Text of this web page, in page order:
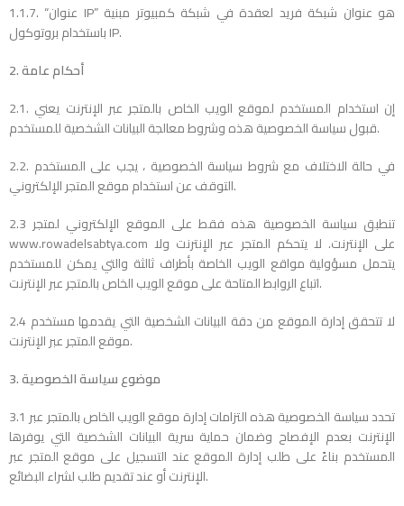
1.1.7. “عنوان IP” هو عنوان شبكة فريد لعقدة في شبكة كمبيوتر مبنية
باستخدام بروتوكول IP.
2. أحكام عامة
2.1. إن استخدام المستخدم لموقع الويب الخاص بالمتجر عبر الإنترنت يعني
قبول سياسة الخصوصية هذه وشروط معالجة البيانات الشخصية للمستخدم.
2.2. في حالة الاختلاف مع شروط سياسة الخصوصية ، يجب على المستخدم
التوقف عن استخدام موقع المتجر الإلكتروني.
2.3 تنطبق سياسة الخصوصية هذه فقط على الموقع الإلكتروني لمتجر
www.rowadelsabtya.com على الإنترنت. لا يتحكم المتجر عبر الإنترنت ولا
يتحمل مسؤولية مواقع الويب الخاصة بأطراف ثالثة والتي يمكن للمستخدم
اتباع الروابط المتاحة على موقع الويب الخاص بالمتجر عبر الإنترنت.
2.4 لا تتحقق إدارة الموقع من دقة البيانات الشخصية التي يقدمها مستخدم
موقع المتجر عبر الإنترنت.
3. موضوع سياسة الخصوصية
3.1 تحدد سياسة الخصوصية هذه التزامات إدارة موقع الويب الخاص بالمتجر عبر
الإنترنت بعدم الإفصاح وضمان حماية سرية البيانات الشخصية التي يوفرها
المستخدم بناءً على طلب إدارة الموقع عند التسجيل على موقع المتجر عبر
الإنترنت أو عند تقديم طلب لشراء البضائع.